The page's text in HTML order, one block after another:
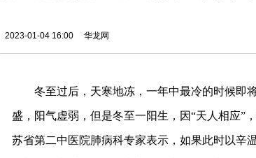
2023-01-04 16:00 华龙网
冬至过后，天寒地冻，一年中最冷的时候即
盛，阳气虚弱，但是冬至一阳生，因“天人相应”
苏省第二中医院肺病科专家表示，如果此时以辛